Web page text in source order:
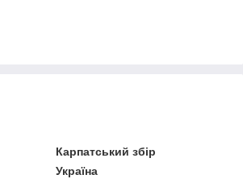
Карпатський збір
Україна